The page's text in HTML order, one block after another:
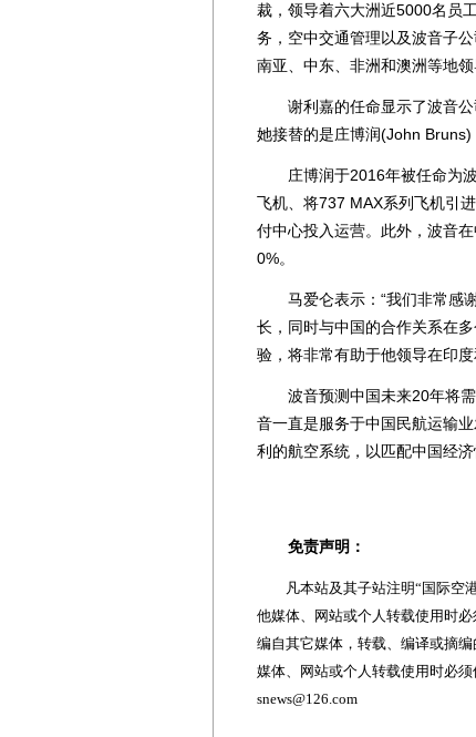
裁，领导着六大洲近5000名员
务，空中交通管理以及波音子
南亚、中东、非洲和澳洲等地领
谢利嘉的任命显示了波音公
她接替的是庄博润(John Bruns)
庄博润于2016年被任命为波
飞机、将737 MAX系列飞机引
付中心投入运营。此外，波音
0%。
马爱仑表示：“我们非常感谢
长，同时与中国的合作关系在
验，将非常有助于他领导在印
波音预测中国未来20年将需
音一直是服务于中国民航运输
利的航空系统，以匹配中国经济
免责声明：
凡本站及其子站注明“国际空港
他媒体、网站或个人转载使用时
编自其它媒体，转载、编译或摘
媒体、网站或个人转载使用时必
snews@126.com